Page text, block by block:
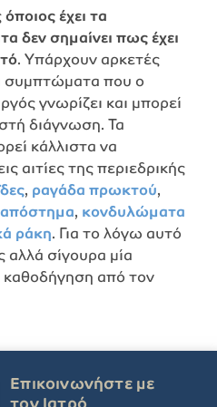
όποιος έχει τα
σημαίνει πως έχει
. Υπάρχουν αρκετές
συμπτώματα που ο
γνωρίζει και μπορεί
διάγνωση. Τα
κάλλιστα να
αιτίες της περιεδρικής
, ραγάδα πρωκτού,
απόστημα, κονδυλώματα
ράκη. Για το λόγω αυτό
αλλά σίγουρα μία
καθοδήγηση από τον
Επικοινωνήστε με